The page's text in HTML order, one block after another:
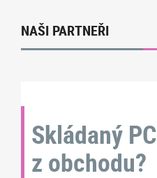
NAŠI PARTNEŘI
Skládaný
z obchodu?